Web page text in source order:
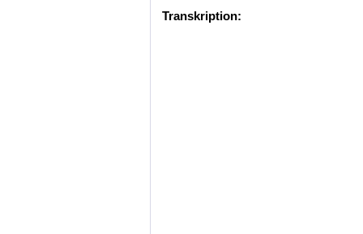
Transkription: